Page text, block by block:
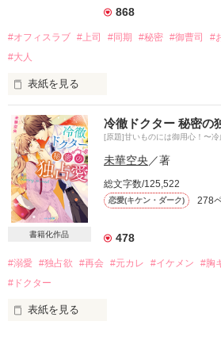
「俺と一緒に寝るか？」
「嫌い……トーゴくんなんか」
*.:･.｡**.:･.｡**.:･.｡*
留守をあずかる
無自覚女（26）
×
仕事に追われる
俺様王子（29）
868
#オフィスラブ #上司 #同期 #秘密 #御曹司 #
#大人
表紙を見る
男女の間に友情は成立するのか？
そんな大それた事を考えたことはない。
ただ必死に走り続ける横に、いつもあい
同じものを見て、
負けたくなくて努力をした。
書籍化作品
冷徹ドクター 秘密の
[原題]甘いものには御用心！〜
未華空央 ／著
総文字数/125,522
恋愛(キケン・ダーク) 278
478
#溺愛 #独占欲 #再会 #元カレ #イケメン #胸
#ドクター
表紙を見る